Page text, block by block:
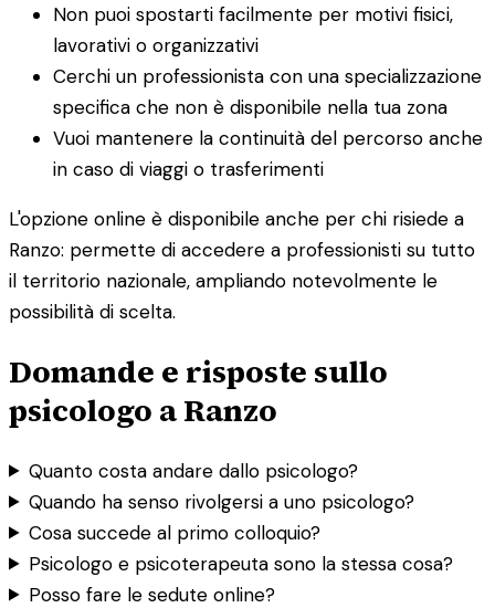
Non puoi spostarti facilmente per motivi fisici,
lavorativi o organizzativi
Cerchi un professionista con una specializzazione
specifica che non è disponibile nella tua zona
Vuoi mantenere la continuità del percorso anche
in caso di viaggi o trasferimenti
L'opzione online è disponibile anche per chi risiede a
Ranzo: permette di accedere a professionisti su tutto
il territorio nazionale, ampliando notevolmente le
possibilità di scelta.
Domande e risposte sullo
psicologo a Ranzo
Quanto costa andare dallo psicologo?
Quando ha senso rivolgersi a uno psicologo?
Cosa succede al primo colloquio?
Psicologo e psicoterapeuta sono la stessa cosa?
Posso fare le sedute online?